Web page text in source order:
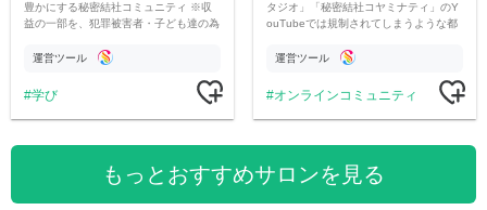
豊かにする秘密結社コミュニティ ※収
益の一部を、犯罪被害者・子ども達の為
す運営ツール
学び
タジオ」「秘密結社コヤミナティ」のY
ouTubeでは規制されてしまうような都
公開。
運営ツール
オンラインコミュニティ
もっとおすすめサロンを見る